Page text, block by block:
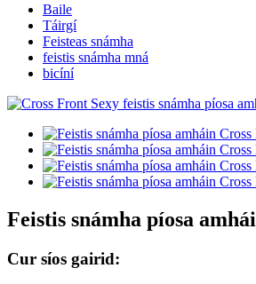
Baile
Táirgí
Feisteas snámha
feistis snámha mná
bicíní
Feistis snámha píosa
Cur síos gairid: